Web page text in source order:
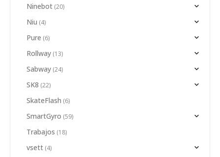
Ninebot (20)
Niu (4)
Pure (6)
Rollway (13)
Sabway (24)
SK8 (22)
SkateFlash (6)
SmartGyro (59)
Trabajos (18)
vsett (4)